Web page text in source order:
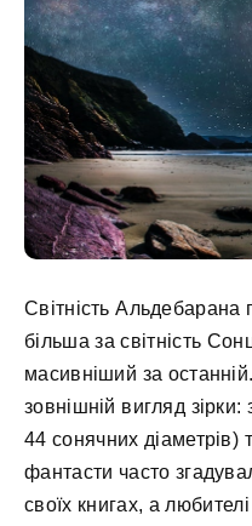
Світність Альдебарана
більша за світність
масивніший за
зовнішній вигляд зірки:
44 сонячних
фантасти часто
своїх книгах, а